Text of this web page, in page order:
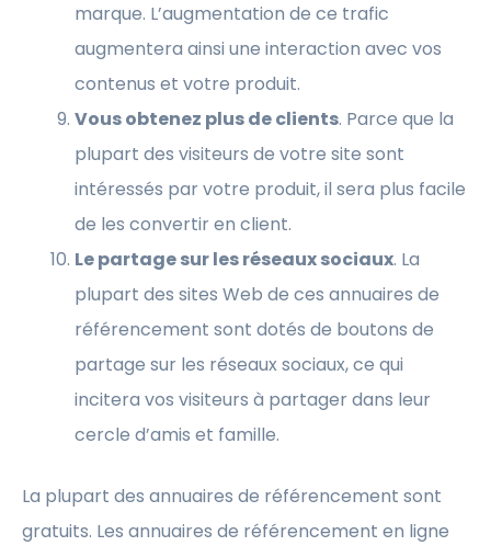
marque. L’augmentation de ce trafic
augmentera ainsi une interaction avec vos
contenus et votre produit.
Vous obtenez plus de clients. Parce que la
plupart des visiteurs de votre site sont
intéressés par votre produit, il sera plus facile
de les convertir en client.
Le partage sur les réseaux sociaux. La
plupart des sites Web de ces annuaires de
référencement sont dotés de boutons de
partage sur les réseaux sociaux, ce qui
incitera vos visiteurs à partager dans leur
cercle d’amis et famille.
La plupart des annuaires de référencement sont
gratuits. Les annuaires de référencement en ligne